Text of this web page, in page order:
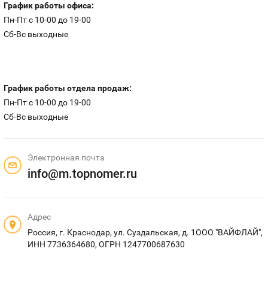
Тарифы
Номера
МЕГАФОН
Теле2
Номера
Тарифы
Номера
Оплата и доставка
Устройства
График работы офиса:
Пн-Пт c 10-00 до 19-00
Сб-Вс выходные
График работы отдела продаж:
Пн-Пт c 10-00 до 19-00
Сб-Вс выходные
Электронная почта
info@m.topnomer.ru
Адрес
Россия, г. Краснодар, ул. Суздальская, д. 1ООО "ВАЙФЛАЙ",
ИНН 7736364680, ОГРН 1247700687630